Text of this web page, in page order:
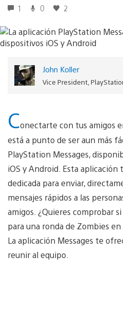
1 0 2
John Koller
Vice President,
Conectarte con tus amigos
está a punto de ser aun más
PlayStation Messages,
iOS y Android. Esta
dedicada para enviar,
mensajes rápidos a las
amigos. ¿Quieres comprobar
para una ronda de Zombies
La aplicación Messages te
reunir al equipo.